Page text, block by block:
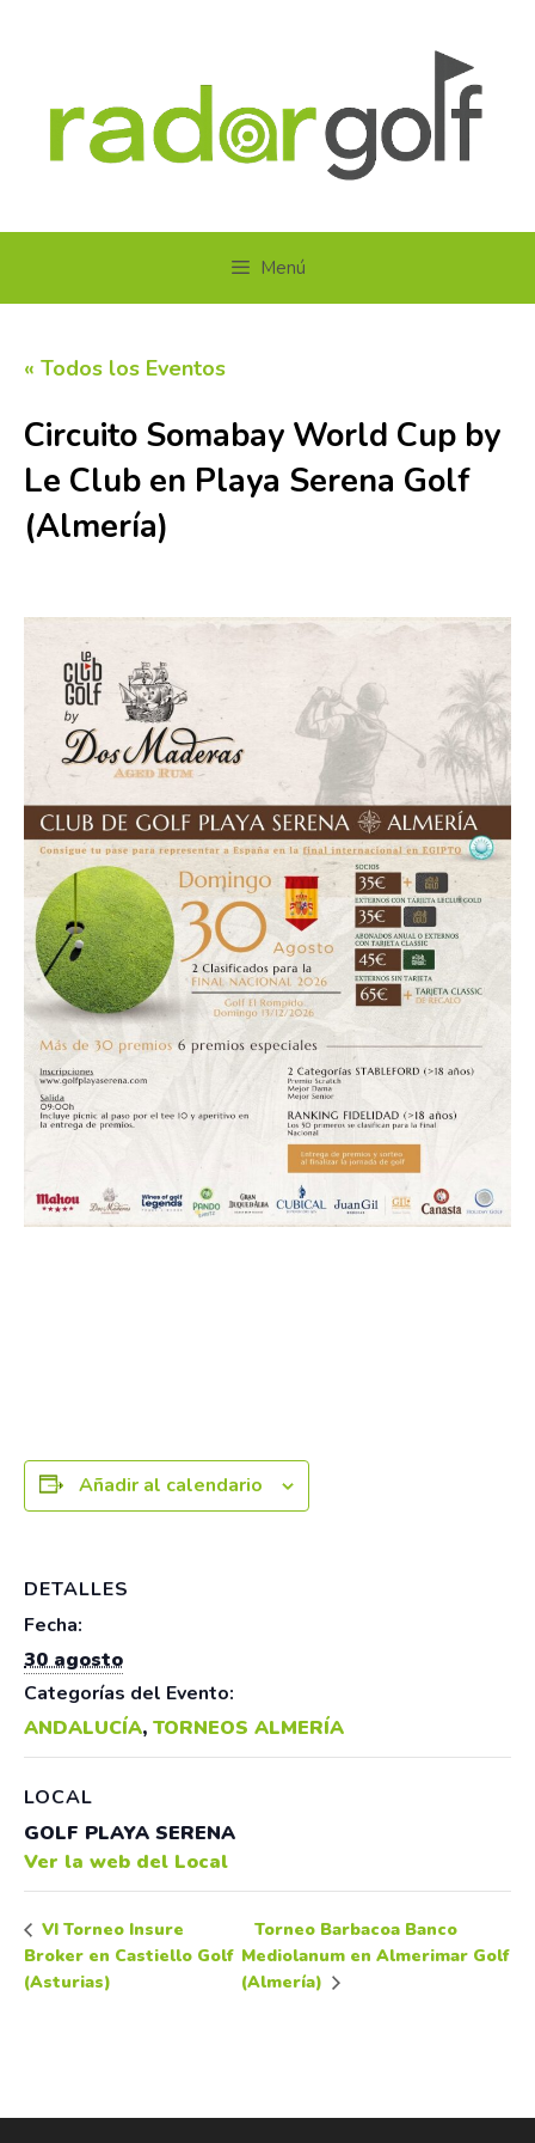
Menú
« Todos los Eventos
Circuito Somabay World Cup by
Le Club en Playa Serena Golf
(Almería)
Añadir al calendario
DETALLES
Fecha:
30 agosto
Categorías del Evento:
ANDALUCÍA, TORNEOS ALMERÍA
LOCAL
GOLF PLAYA SERENA
Ver la web del Local
VI Torneo Insure
Broker en Castiello Golf
(Asturias)
Torneo Barbacoa Banco
Mediolanum en Almerimar Golf
(Almería)